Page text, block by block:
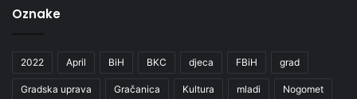
Oznake
2022 April BiH BKC djeca FBiH grad
Gradska uprava Gračanica Kultura mladi Nogomet